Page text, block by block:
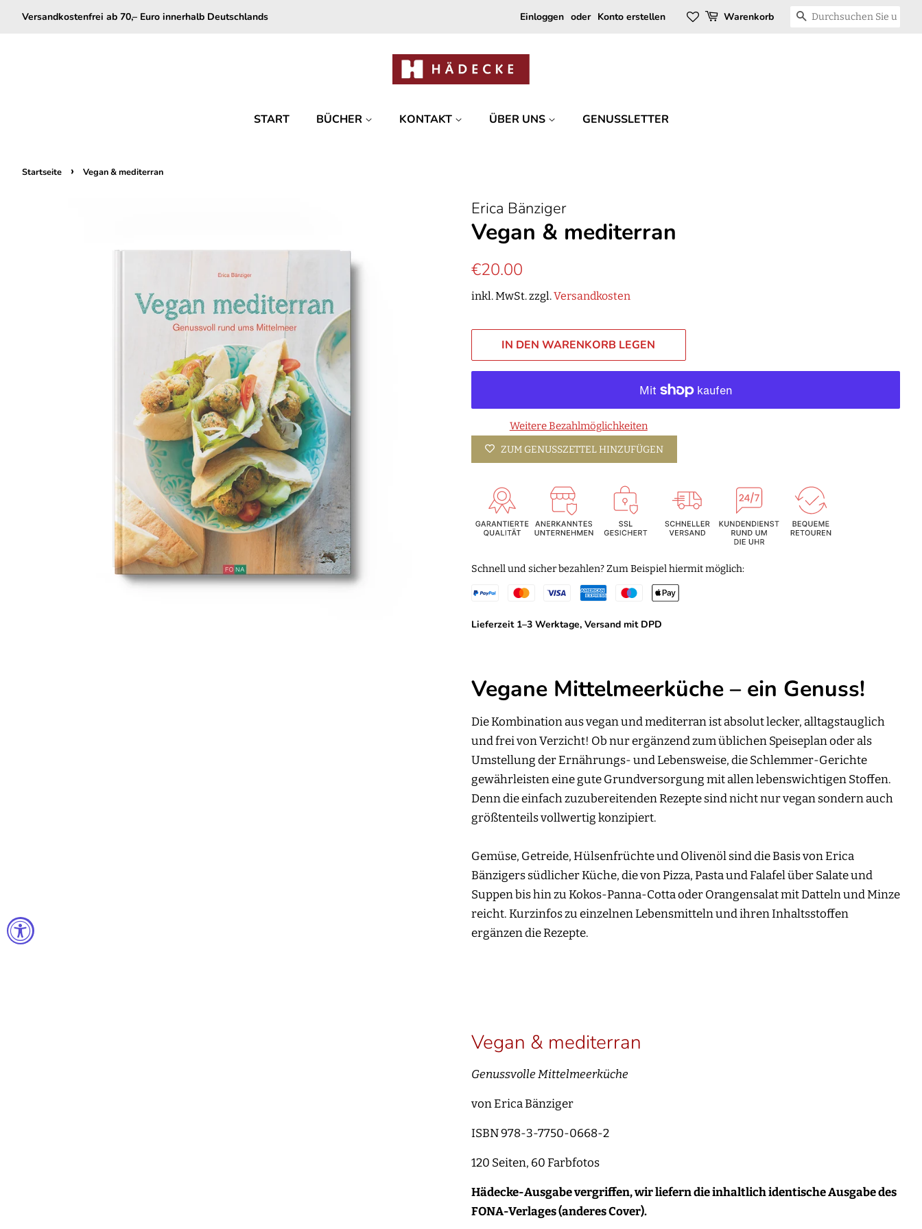
Versandkostenfrei ab 70,– Euro innerhalb Deutschlands Einloggen oder Konto erstellen Warenkorb SUCHEN
START BÜCHER KONTAKT ÜBER UNS GENUSSLETTER
Startseite › Vegan & mediterran
Erica Bänziger
Vegan & mediterran
Normaler
€20.00
inkl. MwSt. zzgl.Versandkosten
IN DEN WARENKORB LEGEN
Weitere Bezahlmöglichkeiten
ZUM GENUSSZETTEL HINZUFÜGEN
Schnell und sicher bezahlen? Zum Beispiel hiermit möglich:
Lieferzeit 1–3 Werktage, Versand mit DPD
Vegane Mittelmeerküche – ein Genuss!
Die Kombination aus vegan und mediterran ist absolut lecker, alltagstauglich
und frei von Verzicht! Ob nur ergänzend zum üblichen Speiseplan oder als
Umstellung der Ernährungs- und Lebensweise, die Schlemmer-Gerichte
gewährleisten eine gute Grundversorgung mit allen lebenswichtigen Stoffen.
Denn die einfach zuzubereitenden Rezepte sind nicht nur vegan sondern auch
größtenteils vollwertig konzipiert.
Gemüse, Getreide, Hülsenfrüchte und Olivenöl sind die Basis von Erica
Bänzigers südlicher Küche, die von Pizza, Pasta und Falafel über Salate und
Suppen bis hin zu Kokos-Panna-Cotta oder Orangensalat mit Datteln und Minze
reicht. Kurzinfos zu einzelnen Lebensmitteln und ihren Inhaltsstoffen
ergänzen die Rezepte.
Vegan & mediterran
Genussvolle Mittelmeerküche
von Erica Bänziger
ISBN 978-3-7750-0668-2
120 Seiten, 60 Farbfotos
Hädecke-Ausgabe vergriffen, wir liefern die inhaltlich identische Ausgabe des
FONA-Verlages (anderes Cover).